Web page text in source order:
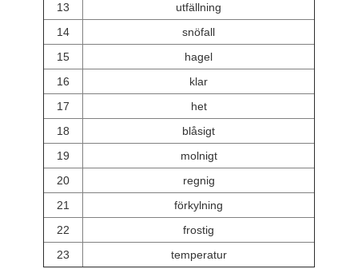
13
utfällning
14
snöfall
15
hagel
16
klar
17
het
18
blåsigt
19
molnigt
20
regnig
21
förkylning
22
frostig
23
temperatur